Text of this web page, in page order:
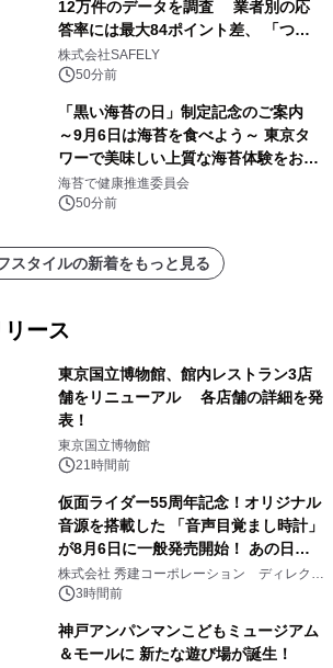
12万件のデータを調査 業者別の応
答率には最大84ポイント差、 「つな
がりやすさ」も選定基準に
株式会社SAFELY
50分前
「黒い海苔の日」制定記念のご案内
～9月6日は海苔を食べよう～ 東京タ
ワーで美味しい上質な海苔体験をお届
けします！
海苔で健康推進委員会
50分前
スタイルの新着をもっと見る
ース
東京国立博物館、館内レストラン3店
舗をリニューアル 各店舗の詳細を発
表！
東京国立博物館
21時間前
仮面ライダー55周年記念！オリジナル
音源を搭載した 「音声目覚まし時計」
が8月6日に一般発売開始！ あの日の
大興奮が今甦る
株式会社 秀建コーポレーション ディレクト
アートギャラリー
3時間前
神戸アンパンマンこどもミュージアム
＆モールに 新たな遊び場が誕生！